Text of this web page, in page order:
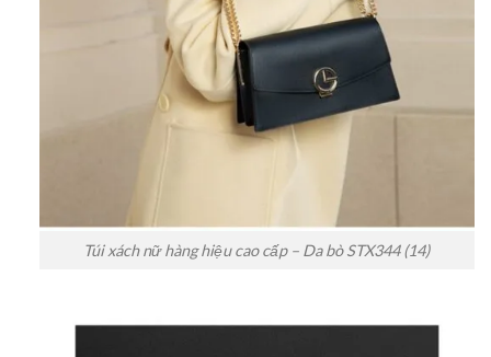
Túi xách nữ hàng hiệu cao cấp – Da bò STX344 (14)